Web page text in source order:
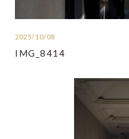
2025/10/08
IMG_8414